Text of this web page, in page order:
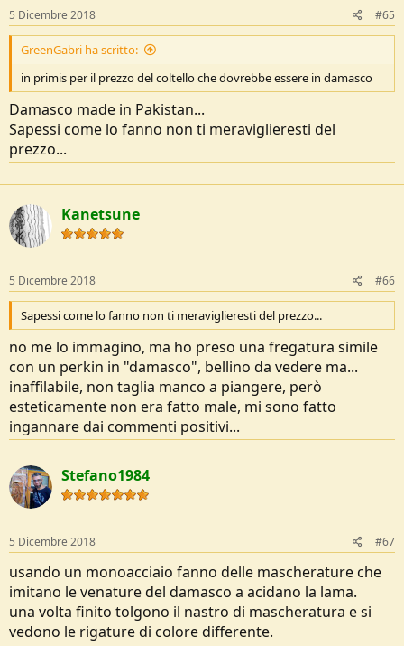
5 Dicembre 2018 #65
GreenGabri ha scritto:
in primis per il prezzo del coltello che dovrebbe essere in damasco
Damasco made in Pakistan...
Sapessi come lo fanno non ti meraviglieresti del
prezzo...
Kanetsune
5 Dicembre 2018 #66
Sapessi come lo fanno non ti meraviglieresti del prezzo...
no me lo immagino, ma ho preso una fregatura simile
con un perkin in "damasco", bellino da vedere ma...
inaffilabile, non taglia manco a piangere, però
esteticamente non era fatto male, mi sono fatto
ingannare dai commenti positivi...
Stefano1984
5 Dicembre 2018 #67
usando un monoacciaio fanno delle mascherature che
imitano le venature del damasco a acidano la lama.
una volta finito tolgono il nastro di mascheratura e si
vedono le rigature di colore differente.